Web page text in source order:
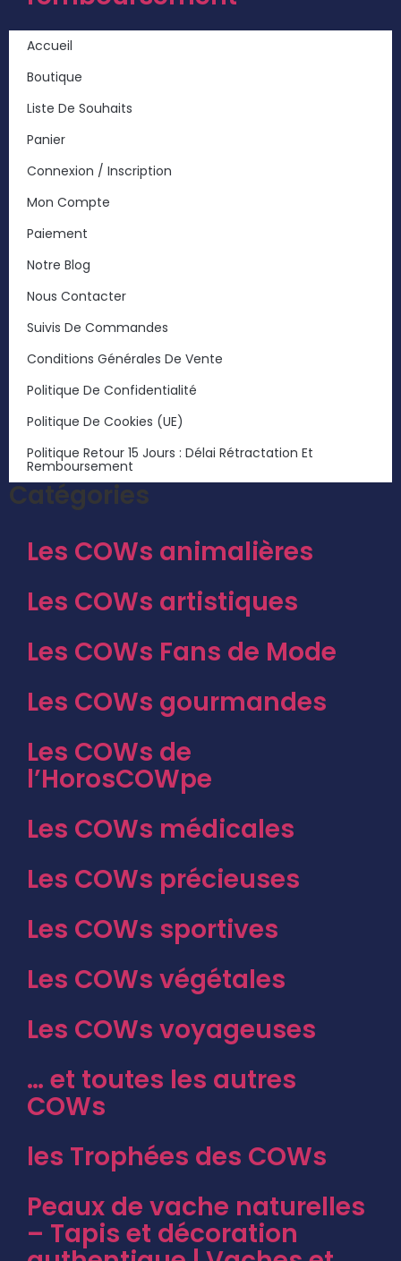
Accueil
Boutique
Liste De Souhaits
Panier
Connexion / Inscription
Mon Compte
Paiement
Notre Blog
Nous Contacter
Suivis De Commandes
Conditions Générales De Vente
Politique De Confidentialité
Politique De Cookies (UE)
Politique Retour 15 Jours : Délai Rétractation Et
Remboursement
Catégories
Les COWs animalières
Les COWs artistiques
Les COWs Fans de Mode
Les COWs gourmandes
Les COWs de
l’HorosCOWpe
Les COWs médicales
Les COWs précieuses
Les COWs sportives
Les COWs végétales
Les COWs voyageuses
… et toutes les autres
COWs
les Trophées des COWs
Peaux de vache naturelles
– Tapis et décoration